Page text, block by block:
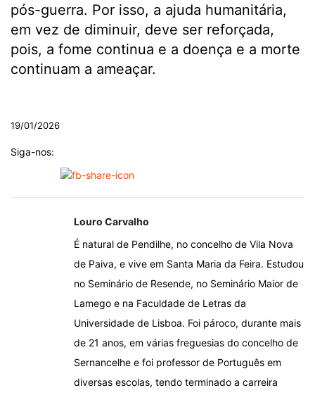
pós-guerra. Por isso, a ajuda humanitária,
em vez de diminuir, deve ser reforçada,
pois, a fome continua e a doença e a morte
continuam a ameaçar.
19/01/2026
Siga-nos:
Louro Carvalho
É natural de Pendilhe, no concelho de Vila Nova
de Paiva, e vive em Santa Maria da Feira. Estudou
no Seminário de Resende, no Seminário Maior de
Lamego e na Faculdade de Letras da
Universidade de Lisboa. Foi pároco, durante mais
de 21 anos, em várias freguesias do concelho de
Sernancelhe e foi professor de Português em
diversas escolas, tendo terminado a carreira